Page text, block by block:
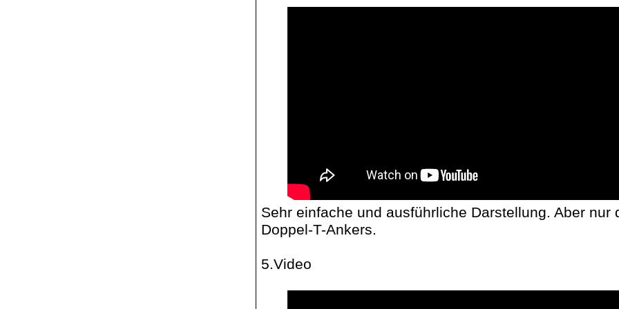
Sehr einfache und ausführliche Darstellung. Aber nur
Doppel-T-Ankers.
5.Video